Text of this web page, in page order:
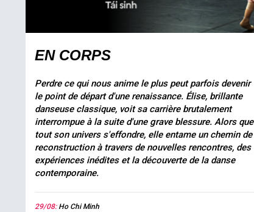
EN CORPS
Perdre ce qui nous anime le plus peut parfois devenir
le point de départ d'une renaissance. Élise, brillante
danseuse classique, voit sa carrière brutalement
interrompue à la suite d'une grave blessure. Alors que
tout son univers s'effondre, elle entame un chemin de
reconstruction à travers de nouvelles rencontres, des
expériences inédites et la découverte de la danse
contemporaine.
29/08: Ho Chi Minh